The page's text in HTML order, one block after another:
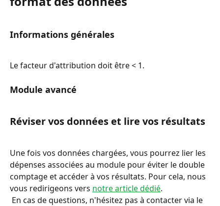
Informations générales
Le facteur d'attribution doit être < 1.
Module avancé
Réviser vos données et lire vos résultats
Une fois vos données chargées, vous pourrez lier les
dépenses associées au module pour éviter le double
comptage et accéder à vos résultats. Pour cela, nous
vous redirigeons vers notre article dédié.